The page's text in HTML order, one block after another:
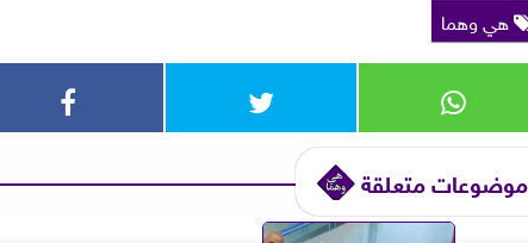
هي وهما
موضوعات متعلقة